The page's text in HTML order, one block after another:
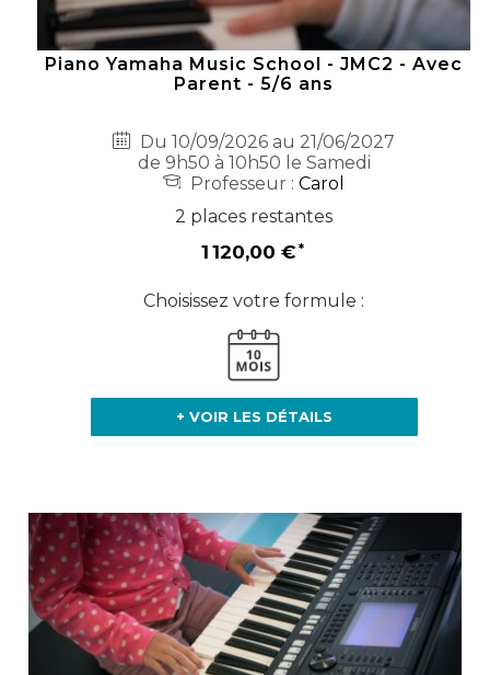
Piano Yamaha Music School - JMC2 - Avec
Parent - 5/6 ans
Du 10/09/2026 au 21/06/2027
de 9h50 à 10h50 le Samedi
Professeur :Carol
2 places restantes
1 120,00 €
Choisissez votre formule :
+ VOIR LES DÉTAILS